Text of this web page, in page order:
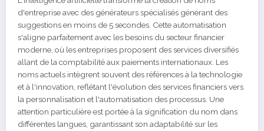
d'entreprise avec des générateurs spécialisés générant des
suggestions en moins de 5 secondes. Cette automatisation
s'aligne parfaitement avec les besoins du secteur financier
moderne, où les entreprises proposent des services diversifiés
allant de la comptabilité aux paiements internationaux. Les
noms actuels intègrent souvent des références à la technologie
et à l'innovation, reflétant l'évolution des services financiers vers
la personnalisation et l'automatisation des processus. Une
attention particulière est portée à la signification du nom dans
différentes langues, garantissant son adaptabilité sur les